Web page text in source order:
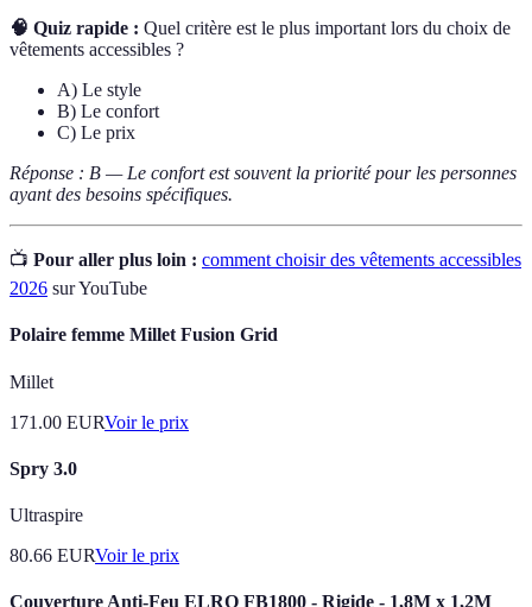
🧠 Quiz rapide : Quel critère est le plus important lors du choix de
vêtements accessibles ?
A) Le style
B) Le confort
C) Le prix
Réponse : B — Le confort est souvent la priorité pour les personnes
ayant des besoins spécifiques.
📺 Pour aller plus loin : comment choisir des vêtements accessibles
2026 sur YouTube
Polaire femme Millet Fusion Grid
Millet
171.00 EURVoir le prix
Spry 3.0
Ultraspire
80.66 EURVoir le prix
Couverture Anti-Feu ELRO FB1800 - Rigide - 1,8M x 1,2M